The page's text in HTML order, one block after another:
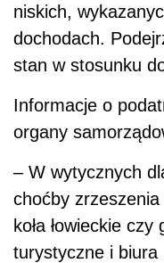
niskich,
dochodach.
stan w stosunku
Informacje o
organy
– W wytycznych
choćby
koła łowieckie
turystyczne i